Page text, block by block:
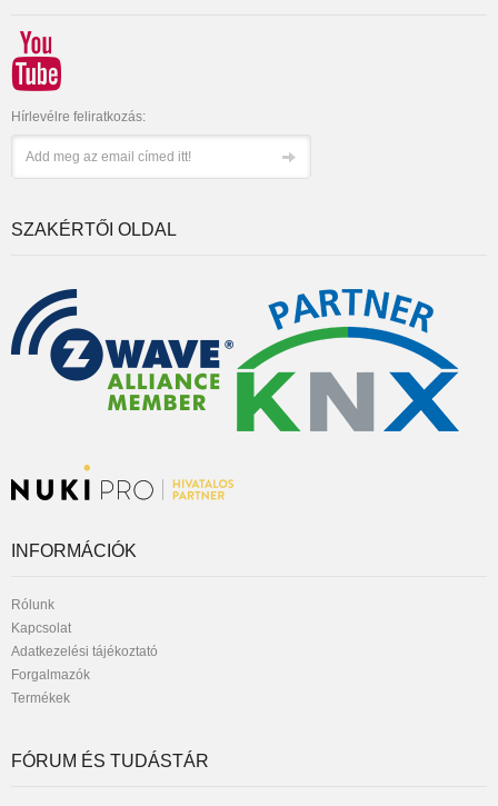
Hírlevélre feliratkozás:
SZAKÉRTŐI OLDAL
INFORMÁCIÓK
Rólunk
Kapcsolat
Adatkezelési tájékoztató
Forgalmazók
Termékek
FÓRUM ÉS TUDÁSTÁR